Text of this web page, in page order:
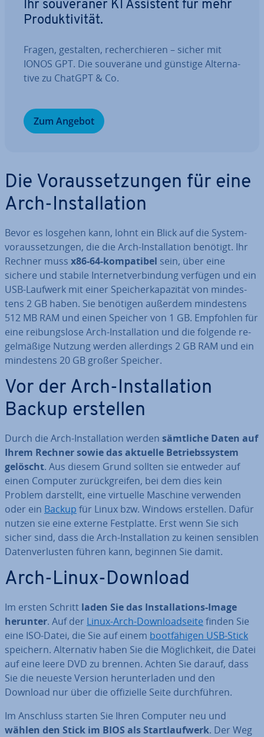
Ihr sou­ve­rä­ner KI Assistent für mehr
Pro­duk­ti­vi­tät.
Fragen, gestalten, re­cher­chie­ren – sicher mit
IONOS GPT. Die souveräne und günstige Al­ter­na­
ti­ve zu ChatGPT & Co.
Zum Angebot
Die Vor­aus­set­zun­gen für eine
Arch-In­stal­la­ti­on
Bevor es losgehen kann, lohnt ein Blick auf die Sys­tem­
vor­aus­set­zun­gen, die die Arch-In­stal­la­ti­on benötigt. Ihr
Rechner muss x86-64-kom­pa­ti­bel sein, über eine
sichere und stabile In­ter­net­ver­bin­dung verfügen und ein
USB-Laufwerk mit einer Spei­cher­ka­pa­zi­tät von min­des­
tens 2 GB haben. Sie benötigen außerdem min­des­tens
512 MB RAM und einen Speicher von 1 GB. Empfohlen für
eine rei­bungs­lo­se Arch-In­stal­la­ti­on und die folgende re­
gel­mä­ßi­ge Nutzung werden al­ler­dings 2 GB RAM und ein
min­des­tens 20 GB großer Speicher.
Vor der Arch-In­stal­la­ti­on
Backup erstellen
Durch die Arch-In­stal­la­ti­on werden sämtliche Daten auf
Ihrem Rechner sowie das aktuelle Be­triebs­sys­tem
gelöscht. Aus diesem Grund sollten sie entweder auf
einen Computer zu­rück­grei­fen, bei dem dies kein
Problem darstellt, eine virtuelle Maschine verwenden
oder ein Backup für Linux bzw. Windows erstellen. Dafür
nutzen sie eine externe Fest­plat­te. Erst wenn Sie sich
sicher sind, dass die Arch-In­stal­la­ti­on zu keinen sensiblen
Da­ten­ver­lus­ten führen kann, beginnen Sie damit.
Arch-Linux-Download
Im ersten Schritt laden Sie das In­stal­la­ti­ons-Image
herunter. Auf der Linux-Arch-Down­load­sei­te finden Sie
eine ISO-Datei, die Sie auf einem boot­fä­hi­gen USB-Stick
speichern. Al­ter­na­tiv haben Sie die Mög­lich­keit, die Datei
auf eine leere DVD zu brennen. Achten Sie darauf, dass
Sie die neueste Version her­un­ter­la­den und den
Download nur über die of­fi­zi­el­le Seite durch­füh­ren.
Im Anschluss starten Sie Ihren Computer neu und
wählen den Stick im BIOS als Start­lauf­werk. Der Weg